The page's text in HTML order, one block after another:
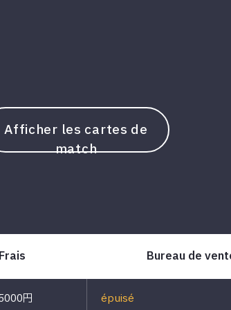
Afficher les cartes de
match
Frais Bureau de
円 épuisé